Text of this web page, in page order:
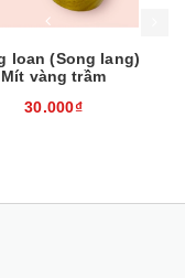
loan (Song lang)
Mít vàng trầm
30.000₫